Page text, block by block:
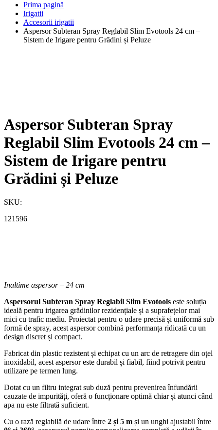
Prima pagină
Irigatii
Accesorii irigatii
Aspersor Subteran Spray Reglabil Slim Evotools 24 cm –
Sistem de Irigare pentru Grădini și Peluze
Aspersor Subteran Spray
Reglabil Slim Evotools 24 cm –
Sistem de Irigare pentru
Grădini și Peluze
SKU:
121596
Inaltime aspersor – 24 cm
Aspersorul Subteran Spray Reglabil Slim Evotools este soluția
ideală pentru irigarea grădinilor rezidențiale și a suprafețelor mai
mici cu trafic mediu. Proiectat pentru o udare precisă și uniformă sub
formă de spray, acest aspersor combină performanța ridicată cu un
design discret și compact.
Fabricat din plastic rezistent și echipat cu un arc de retragere din oțel
inoxidabil, acest aspersor este durabil și fiabil, fiind potrivit pentru
utilizare pe termen lung.
Dotat cu un filtru integrat sub duză pentru prevenirea înfundării
cauzate de impurități, oferă o funcționare optimă chiar și atunci când
apa nu este filtrată suficient.
Cu o rază reglabilă de udare între 2 și 5 m și un unghi ajustabil între